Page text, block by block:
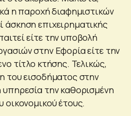
η παροχή διαφημιστικών
άσκηση επιχειρηματικής
είτε την υποβολή
στην Εφορία είτε την
τίτλο κτήσης. Τελικώς,
του εισοδήματος στην
υπηρεσία την καθορισμένη
οικονομικού έτους.